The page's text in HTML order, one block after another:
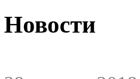
Новости